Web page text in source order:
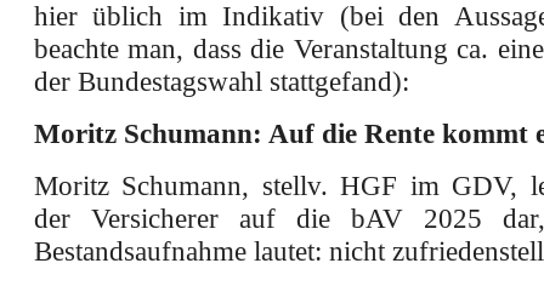
hier üblich im Indikativ (bei den
beachte man, dass die Veranstaltung ca.
der Bundestagswahl stattgefand):
Moritz Schumann: Auf die Rente kommt
Moritz Schumann, stellv. HGF im GDV,
der Versicherer auf die bAV 2025
Bestandsaufnahme lautet: nicht